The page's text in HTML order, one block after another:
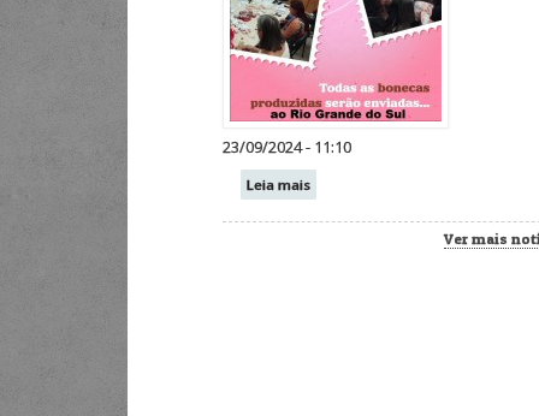
23/09/2024 - 11:10
Leia mais
Ver mais